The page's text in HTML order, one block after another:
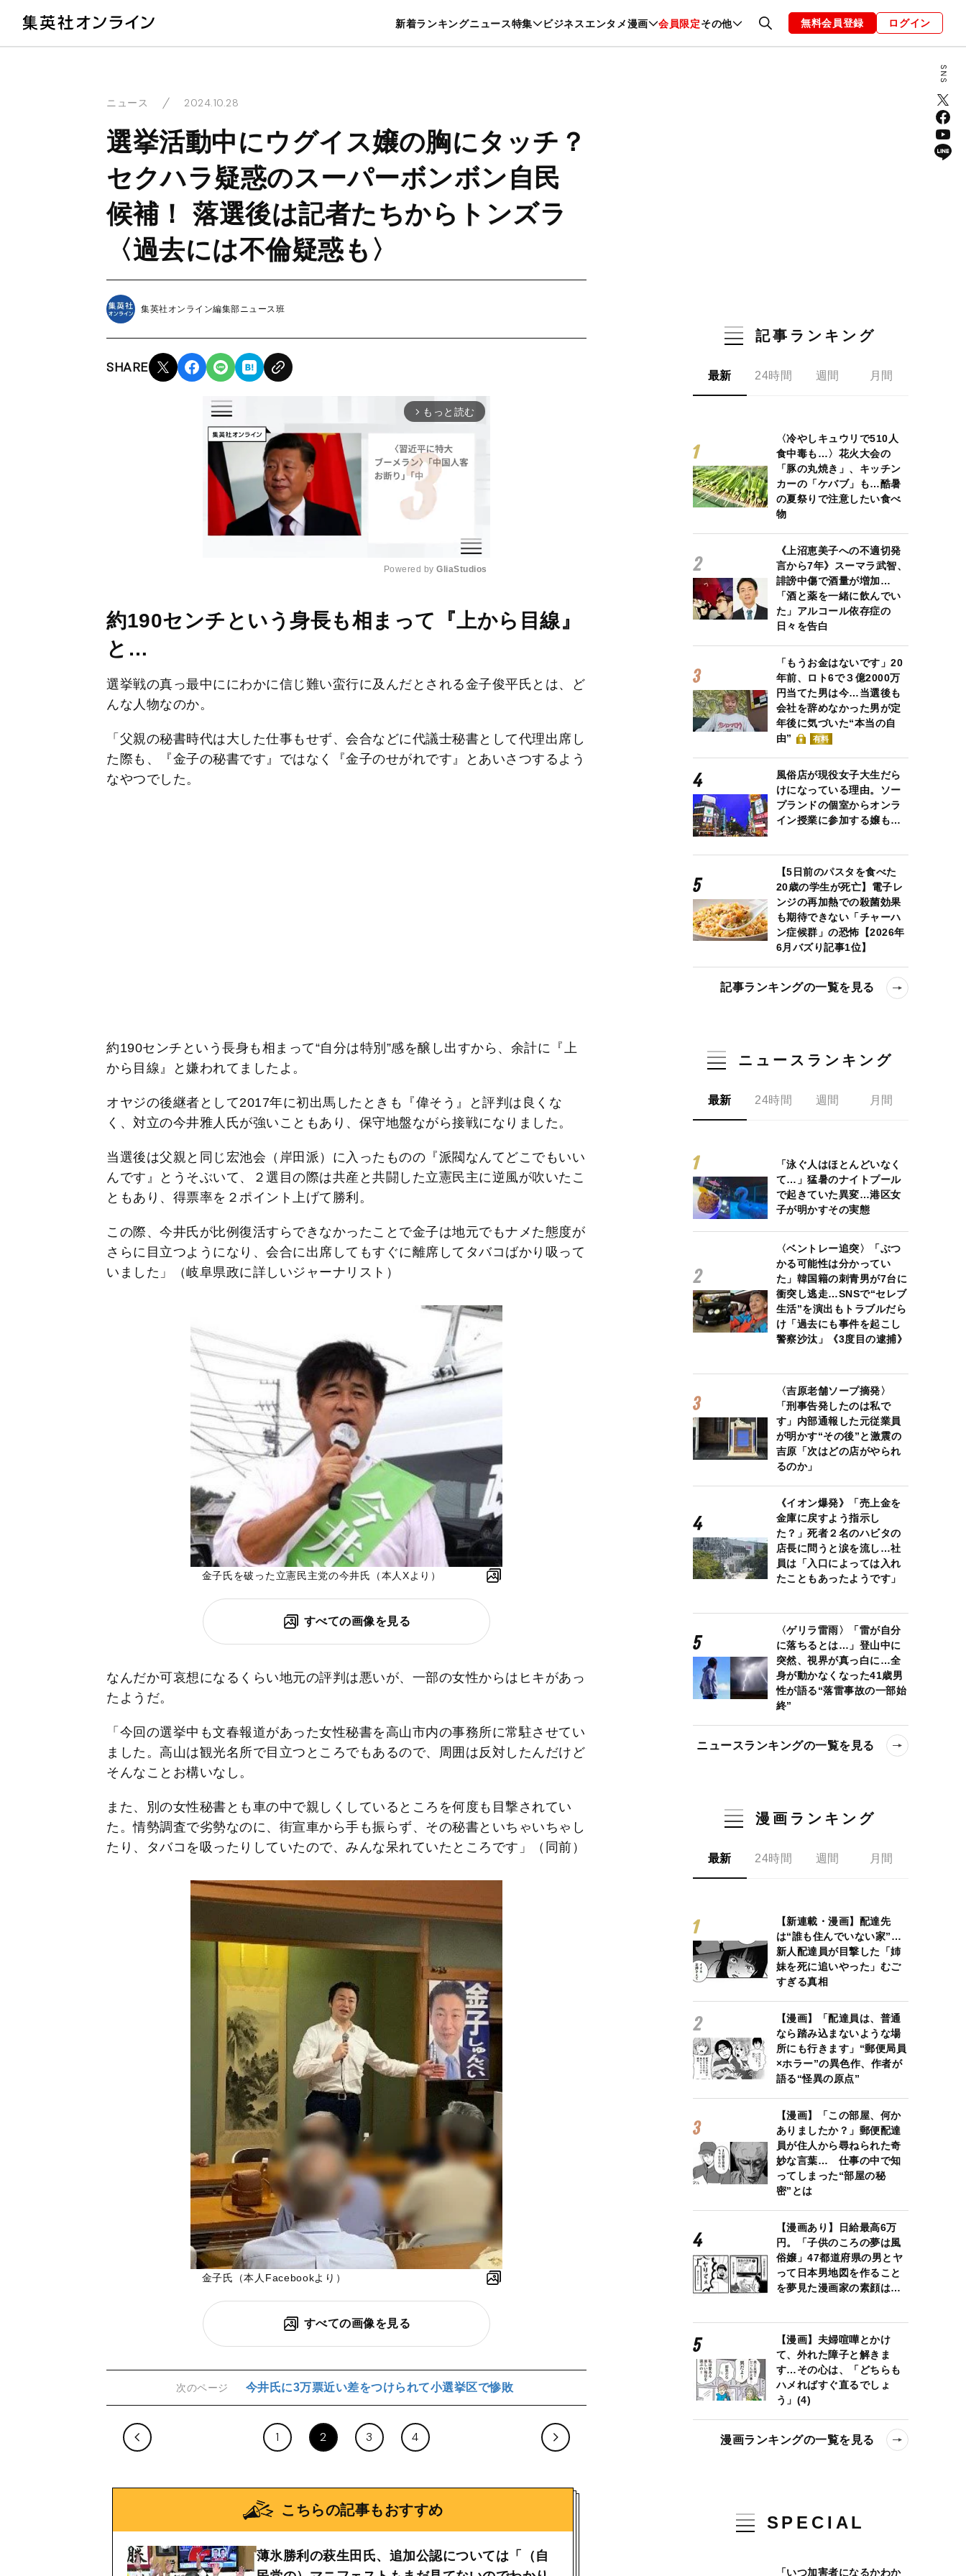
新着ランキングニュース特集 ビジネスエンタメ漫画 会員限定その他
暮らし スポーツ ヘルスケア 美容 グルメ ファッション 恋愛・結婚 編集部 お知らせ
無料会員登録 ログイン
ニュース 2024.10.28
選挙活動中にウグイス嬢の胸にタッチ？
セクハラ疑惑のスーパーボンボン自民
候補！ 落選後は記者たちからトンズラ
〈過去には不倫疑惑も〉
集英社オンライン編集部ニュース班
SHARE
arrow_forward_ios もっと読む
Powered by GliaStudios
約190センチという身長も相まって『上から目線』
と…
選挙戦の真っ最中ににわかに信じ難い蛮行に及んだとされる金子俊平氏とは、ど
んな人物なのか。
「父親の秘書時代は大した仕事もせず、会合などに代議士秘書として代理出席し
た際も、『金子の秘書です』ではなく『金子のせがれです』とあいさつするよう
なやつでした。
約190センチという長身も相まって“自分は特別”感を醸し出すから、余計に『上
から目線』と嫌われてましたよ。
オヤジの後継者として2017年に初出馬したときも『偉そう』と評判は良くな
く、対立の今井雅人氏が強いこともあり、保守地盤ながら接戦になりました。
当選後は父親と同じ宏池会（岸田派）に入ったものの『派閥なんてどこでもいい
んです』とうそぶいて、２選目の際は共産と共闘した立憲民主に逆風が吹いたこ
ともあり、得票率を２ポイント上げて勝利。
この際、今井氏が比例復活すらできなかったことで金子は地元でもナメた態度が
さらに目立つようになり、会合に出席してもすぐに離席してタバコばかり吸って
いました」（岐阜県政に詳しいジャーナリスト）
金子氏を破った立憲民主党の今井氏（本人Xより）
すべての画像を見る
なんだか可哀想になるくらい地元の評判は悪いが、一部の女性からはヒキがあっ
たようだ。
「今回の選挙中も文春報道があった女性秘書を高山市内の事務所に常駐させてい
ました。高山は観光名所で目立つところでもあるので、周囲は反対したんだけど
そんなことお構いなし。
また、別の女性秘書とも車の中で親しくしているところを何度も目撃されてい
た。情勢調査で劣勢なのに、街宣車から手も振らず、その秘書といちゃいちゃし
たり、タバコを吸ったりしていたので、みんな呆れていたところです」（同前）
金子氏（本人Facebookより）
すべての画像を見る
次のページ 今井氏に3万票近い差をつけられて小選挙区で惨敗
1 2 3 4
こちらの記事もおすすめ
薄氷勝利の萩生田氏、追加公認については「（自
記事ランキング
最新 24時間 週間 月間
〈冷やしキュウリで510人
食中毒も…〉花火大会の
「豚の丸焼き」、キッチン
カーの「ケバブ」も…酷暑
の夏祭りで注意したい食べ
物
《上沼恵美子への不適切発
言から7年》スーマラ武智、
誹謗中傷で酒量が増加…
「酒と薬を一緒に飲んでい
た」アルコール依存症の
日々を告白
「もうお金はないです」20
年前、ロト6で３億2000万
円当てた男は今…当選後も
会社を辞めなかった男が定
年後に気づいた“本当の自
由”
有料
風俗店が現役女子大生だら
けになっている理由。ソー
プランドの個室からオンラ
イン授業に参加する嬢も…
【5日前のパスタを食べた
20歳の学生が死亡】電子レ
ンジの再加熱での殺菌効果
も期待できない「チャーハ
ン症候群」の恐怖【2026年
6月バズり記事1位】
記事ランキングの一覧を見る
ニュースランキング
最新 24時間 週間 月間
「泳ぐ人はほとんどいなく
て…」猛暑のナイトプール
で起きていた異変…港区女
子が明かすその実態
〈ベントレー追突〉「ぶつ
かる可能性は分かってい
た」韓国籍の刺青男が7台に
衝突し逃走…SNSで“セレブ
生活”を演出もトラブルだら
け「過去にも事件を起こし
警察沙汰」《3度目の逮捕》
〈吉原老舗ソープ摘発〉
「刑事告発したのは私で
す」内部通報した元従業員
が明かす“その後”と激震の
吉原「次はどの店がやられ
るのか」
《イオン爆発》「売上金を
金庫に戻すよう指示し
た？」死者２名のハビタの
店長に問うと涙を流し…社
員は「入口によっては入れ
たこともあったようです」
〈ゲリラ雷雨〉「雷が自分
に落ちるとは…」登山中に
突然、視界が真っ白に…全
身が動かなくなった41歳男
性が語る“落雷事故の一部始
終”
ニュースランキングの一覧を見る
漫画ランキング
最新 24時間 週間 月間
【新連載・漫画】配達先
は“誰も住んでいない家”…
新人配達員が目撃した「姉
妹を死に追いやった」むご
すぎる真相
【漫画】「配達員は、普通
なら踏み込まないような場
所にも行きます」“郵便局員
×ホラー”の異色作、作者が
語る“怪異の原点”
【漫画】「この部屋、何か
ありましたか？」郵便配達
員が住人から尋ねられた奇
妙な言葉… 仕事の中で知
ってしまった“部屋の秘
密”とは
【漫画あり】日給最高6万
円。「子供のころの夢は風
俗嬢」47都道府県の男とヤ
って日本男地図を作ること
を夢見た漫画家の素顔は…
【漫画】夫婦喧嘩とかけ
て、外れた障子と解きま
す…その心は、「どちらも
ハメればすぐ直るでしょ
う」(4)
漫画ランキングの一覧を見る
SPECIAL
「いつ加害者になるかわか